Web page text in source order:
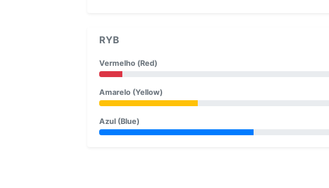
RYB
Vermelho (Red)
Amarelo (Yellow)
Azul (Blue)